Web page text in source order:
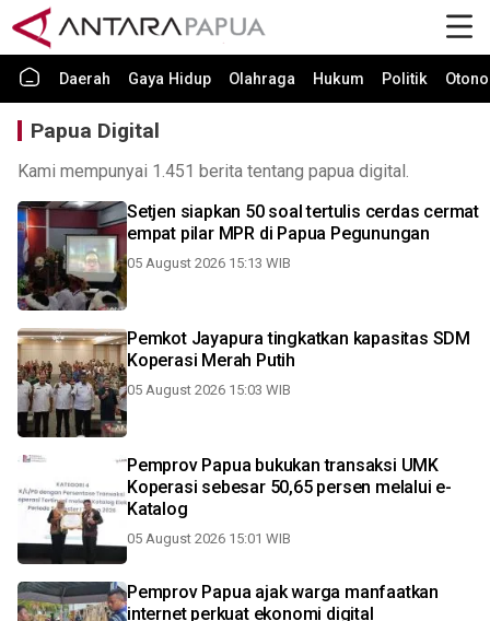
Daerah Gaya Hidup Olahraga Hukum Politik
Papua Digital
Kami mempunyai 1.451 berita tentang papua digital.
Setjen siapkan 50 soal tertulis cerdas cermat
empat pilar MPR di Papua Pegunungan
05 August 2026 15:13 WIB
Pemkot Jayapura tingkatkan kapasitas SDM
Koperasi Merah Putih
05 August 2026 15:03 WIB
Pemprov Papua bukukan transaksi UMK
Koperasi sebesar 50,65 persen melalui e-
Katalog
05 August 2026 15:01 WIB
Pemprov Papua ajak warga manfaatkan
internet perkuat ekonomi digital